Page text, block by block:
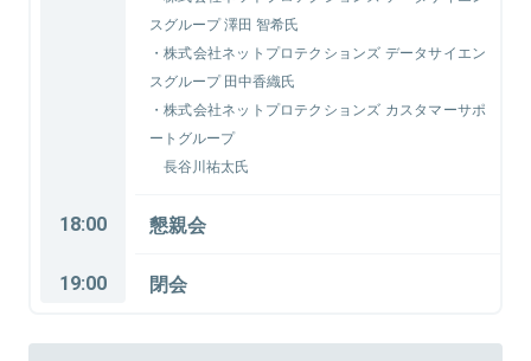
スグループ 澤田 智希氏
・株式会社ネットプロテクションズ データサイエン
スグループ 田中香織氏
・株式会社ネットプロテクションズ カスタマーサポ
ートグループ
長谷川祐太氏
18:00 懇親会
19:00 閉会